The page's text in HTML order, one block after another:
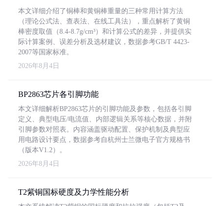
本文详细介绍了铜棒和黄铜棒重量的三种常用计算方法
（理论公式法、查表法、在线工具法），重点解析了黄铜
棒密度取值（8.4-8.7g/cm³）和计算公式的差异，并提供实
际计算案例、误差分析及选材建议，数据参考GB/T 4423-
2007等国家标准。
2026年8月4日
BP2863芯片各引脚功能
本文详细解析BP2863芯片的引脚功能及参数，包括各引脚
定义、典型电压/电流值、内部逻辑关系等核心数据，并附
引脚参数对照表。内容涵盖驱动配置、保护机制及典型应
用电路设计要点，数据参考自杭州士兰微电子官方规格书
（版本V1.2）。
2026年8月4日
T2紫铜国标硬度及力学性能分析